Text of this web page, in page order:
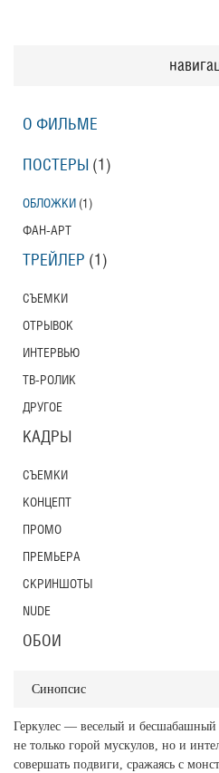
Синопсис
Геркулес — веселый и бесшабашный
не только горой мускулов, но и
совершать подвиги, сражаясь с
О ФИЛЬМЕ
ПОСТЕРЫ (1)
ОБЛОЖКИ (1)
ФАН-АРТ
ТРЕЙЛЕР (1)
СЪЕМКИ
ОТРЫВОК
ИНТЕРВЬЮ
ТВ-РОЛИК
ДРУГОЕ
КАДРЫ
СЪЕМКИ
КОНЦЕПТ
ПРОМО
ПРЕМЬЕРА
СКРИНШОТЫ
NUDE
ОБОИ